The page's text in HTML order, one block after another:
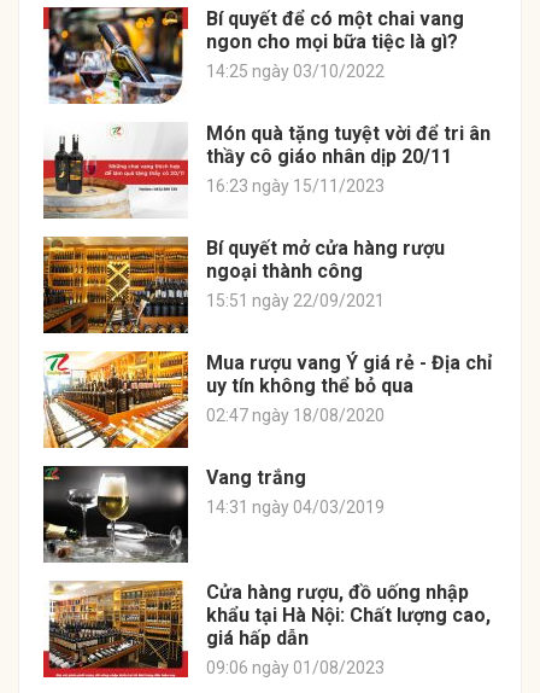
Bí quyết để có một chai vang
ngon cho mọi bữa tiệc là gì?
14:25 ngày 03/10/2022
Món quà tặng tuyệt vời để tri ân
thầy cô giáo nhân dịp 20/11
16:23 ngày 15/11/2023
Bí quyết mở cửa hàng rượu
ngoại thành công
15:51 ngày 22/09/2021
Mua rượu vang Ý giá rẻ - Địa chỉ
uy tín không thể bỏ qua
02:47 ngày 18/08/2020
Vang trắng
14:31 ngày 04/03/2019
Cửa hàng rượu, đồ uống nhập
khẩu tại Hà Nội: Chất lượng cao,
giá hấp dẫn
09:06 ngày 01/08/2023